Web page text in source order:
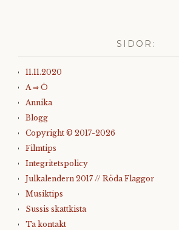
SIDOR:
11.11.2020
A ⇒ Ö
Annika
Blogg
Copyright © 2017-2026
Filmtips
Integritetspolicy
Julkalendern 2017 // Röda Flaggor
Musiktips
Sussis skattkista
Ta kontakt